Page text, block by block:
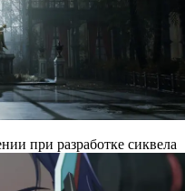
при разработке сиквела